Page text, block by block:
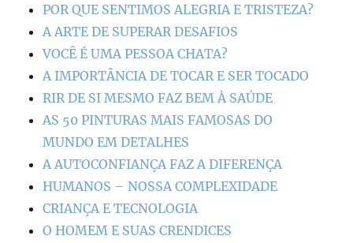
POR QUE SENTIMOS ALEGRIA E TRISTEZA?
A ARTE DE SUPERAR DESAFIOS
VOCÊ É UMA PESSOA CHATA?
A IMPORTÂNCIA DE TOCAR E SER TOCADO
RIR DE SI MESMO FAZ BEM À SAÚDE
AS 50 PINTURAS MAIS FAMOSAS DO
MUNDO EM DETALHES
A AUTOCONFIANÇA FAZ A DIFERENÇA
HUMANOS – NOSSA COMPLEXIDADE
CRIANÇA E TECNOLOGIA
O HOMEM E SUAS CRENDICES